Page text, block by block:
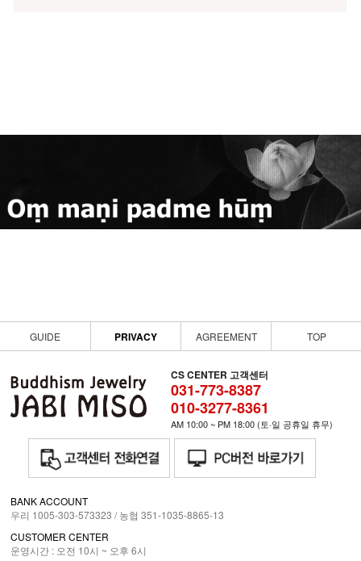
GUIDE PRIVACY AGREEMENT TOP
CS CENTER 고객센터
031-773-8387
010-3277-8361
AM 10:00 ~ PM 18:00 (토·일 공휴일 휴무)
BANK ACCOUNT
우리 1005-303-573323 / 농협 351-1035-8865-13
CUSTOMER CENTER
운영시간 : 오전 10시 ~ 오후 6시